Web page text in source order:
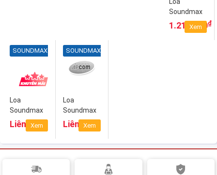
Soundmax
A4000 - Âm
thanh cực
1.210.000₫
Xem
SOUNDMAX
Loa
Soundmax
A8910 -
Mang cả
nhà
Liên hệ
Xem
SOUNDMAX
Loa
Soundmax
B60 - Chìm
đắm trong
giải trí như
Liên hệ
Xem